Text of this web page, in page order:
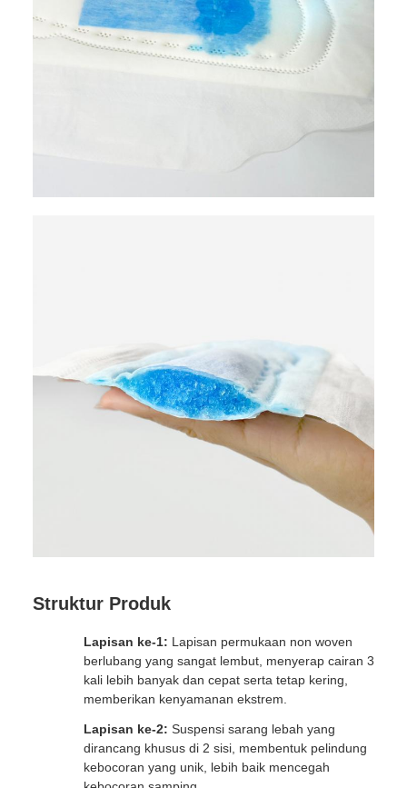
Struktur Produk
Lapisan ke-1: Lapisan permukaan non woven
berlubang yang sangat lembut, menyerap cairan 3
kali lebih banyak dan cepat serta tetap kering,
memberikan kenyamanan ekstrem.
Lapisan ke-2: Suspensi sarang lebah yang
dirancang khusus di 2 sisi, membentuk pelindung
kebocoran yang unik, lebih baik mencegah